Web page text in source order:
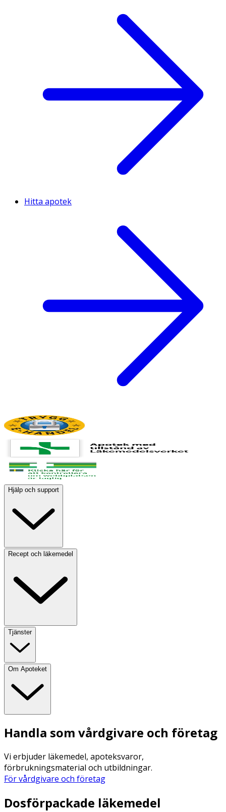
Hitta apotek
Hjälp och support
Recept och läkemedel
Tjänster
Om Apoteket
Handla som vårdgivare och företag
Vi erbjuder läkemedel, apoteksvaror,
förbrukningsmaterial och utbildningar.
För vårdgivare och företag
Dosförpackade läkemedel